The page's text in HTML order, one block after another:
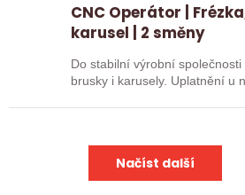
CNC Operátor |
karusel | 2 směny
Do stabilní výrobní
brusky i karusely. Uplatnění u
Načíst další